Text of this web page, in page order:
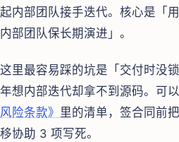
起内部团队接手迭代。核心是「
内部团队保长期演进」。
这里最容易踩的坑是「交付时没
年想内部迭代却拿不到源码。可
风险条款》 里的清单，签合同前
移协助 3 项写死。